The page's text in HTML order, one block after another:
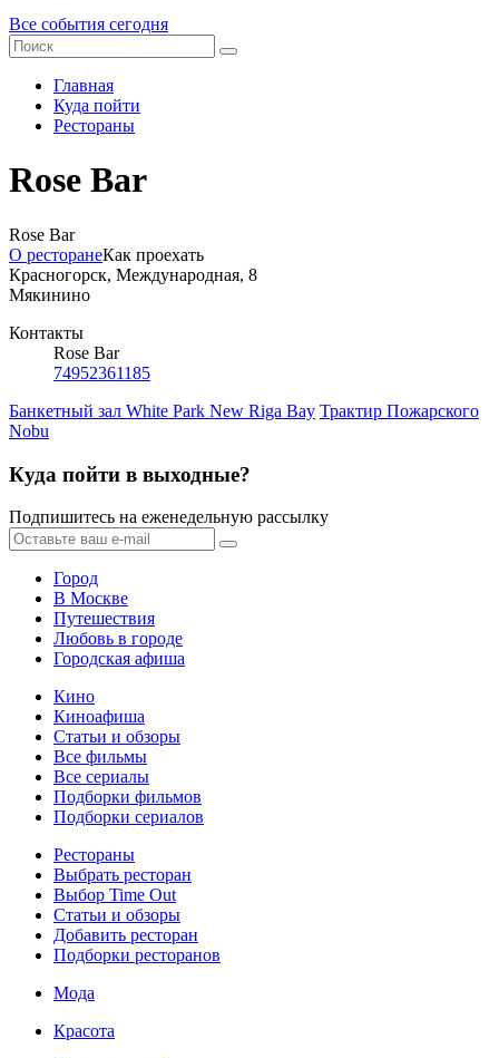
Все события сегодня
Главная
Куда пойти
Рестораны
Rose Bar
Rose Bar
О ресторанеКак проехать
Красногорск, Международная, 8
Мякинино
Контакты
Rose Bar
74952361185
Банкетный зал White Park New Riga Bay Трактир Пожарского
Nobu
Куда пойти в выходные?
Подпишитесь на еженедельную рассылку
Город
В Москве
Путешествия
Любовь в городе
Городская афиша
Кино
Киноафиша
Статьи и обзоры
Все фильмы
Все сериалы
Подборки фильмов
Подборки сериалов
Рестораны
Выбрать ресторан
Выбор Time Out
Статьи и обзоры
Добавить ресторан
Подборки ресторанов
Мода
Красота